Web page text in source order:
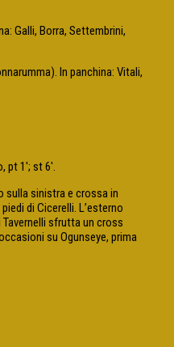
Galli, Borra, Settembrini,
In panchina: Vitali,
1′; st 6′.
sulla sinistra e crossa in
di Cicerelli. L’esterno
sfrutta un cross
su Ogunseye, prima